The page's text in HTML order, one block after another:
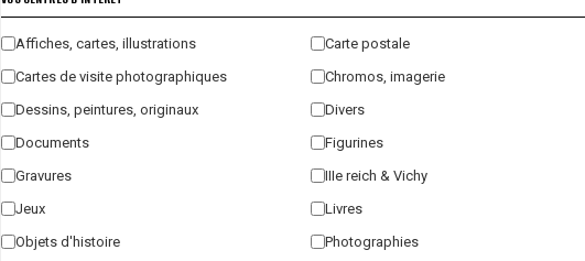
Affiches, cartes, illustrations
Carte postale
Cartes de visite photographiques
Chromos, imagerie
Dessins, peintures, originaux
Divers
Documents
Figurines
Gravures
IIIe reich & Vichy
Jeux
Livres
Objets d'histoire
Photographies